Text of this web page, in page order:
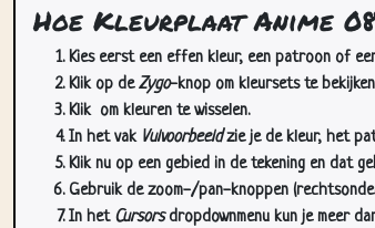
Hoe Kleurplaat Anime
Kies eerst een effen kleur, een patroon of
Klik op deZygo-knop om kleursets te
Klik om kleuren te wisselen.
In het vak Vulvoorbeeldzie je de kleur, het
Klik nu op een gebied in de tekening en dat
Gebruik de zoom-/pan-knoppen
In het Cursorsdropdownmenu kun je meer